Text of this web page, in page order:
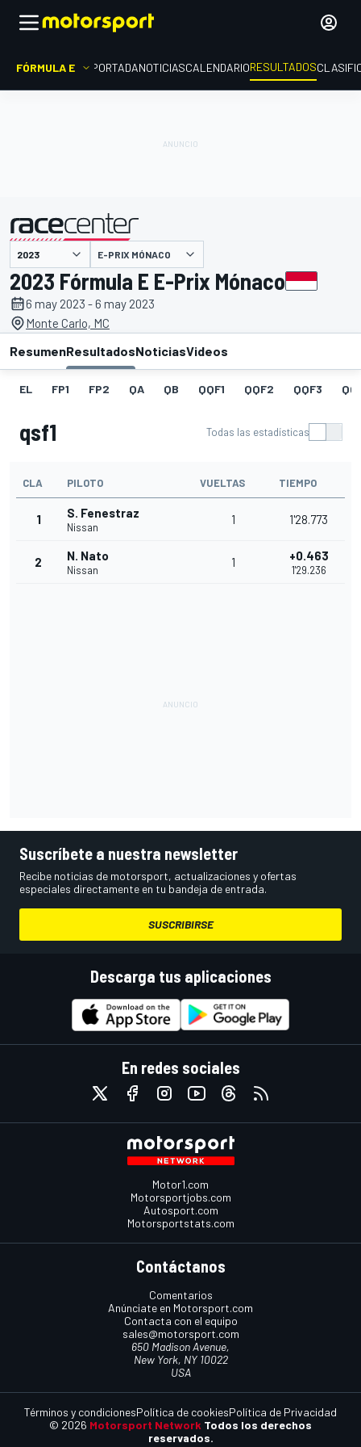
FÓRMULA E PORTADANOTICIASCALENDARIORESULTADOS
presentado por E-PRIX MÓNACO
2023 Fórmula E E-Prix Mónaco
6 may 2023 - 6 may 2023
Monte Carlo, MC
ResumenResultadosNoticiasVideos
EL FP1 FP2 QA QB QQF1 QQF2 QQF3
qsf1 Todas las estadísticas
CLA PILOTO VUELTAS TIEMPO
1 S. Fenestraz
Nissan
1 1'28.773
2 N. Nato
Nissan
1 +0.463
1'29.236
Suscríbete a nuestra newsletter
Recibe noticias de motorsport, actualizaciones y ofertas
especiales directamente en tu bandeja de entrada.
SUSCRIBIRSE
Descarga tus aplicaciones
En redes sociales
Motor1.com
Motorsportjobs.com
Autosport.com
Motorsportstats.com
Contáctanos
Comentarios
Anúnciate en Motorsport.com
Contacta con el equipo
sales@motorsport.com
650 Madison Avenue,
New York, NY 10022
USA
© 2026 Motorsport Network Todos los derechos
reservados.
Términos y condicionesPolítica de cookiesPolítica de Privacidad